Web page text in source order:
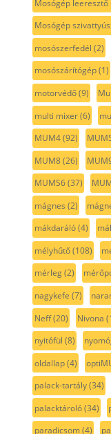
Mosógép leeresztő
Mosógép
mosószerfedél (2)
mosószárítógép(1)
motorvédő(9)
multi mixer(6)
MUM4(92)
MUM8(26)
MUMS6(37)
mágnes (2)
mákdaráló(4)
mélyhűtő(108)
mérleg(2)
nagykefe (7)
Neff(20) Nivona
nyitófül (8)
oldallap(4)
palack-tartály(34)
palacktároló(34)
paradicsom(4)